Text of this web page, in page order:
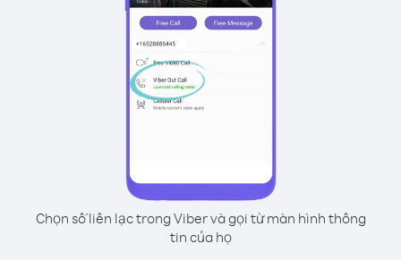
Chọn số liên lạc trong Viber và gọi từ màn hình thông
tin của họ